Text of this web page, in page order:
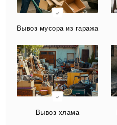
Вывоз мусора из гаража
Вывоз хлама